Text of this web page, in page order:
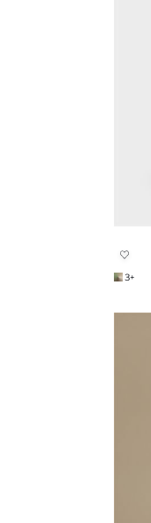
+3